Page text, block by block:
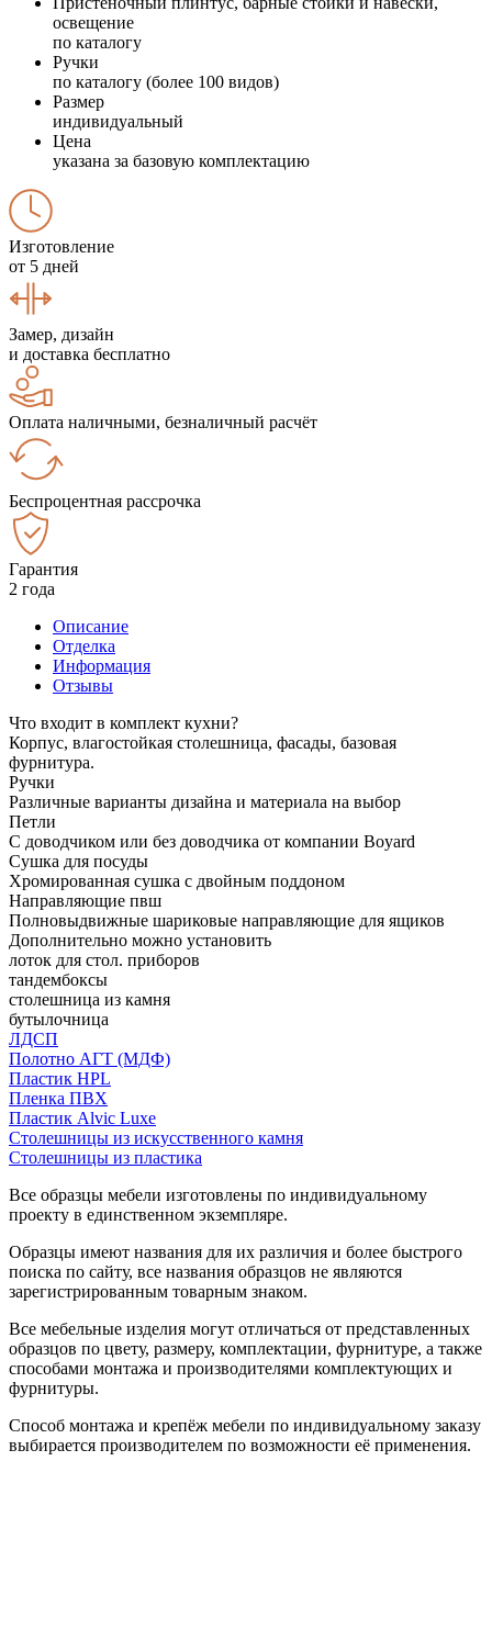
освещение
по каталогу
Ручки
по каталогу (более 100 видов)
Размер
индивидуальный
Цена
указана за базовую комплектацию
Изготовление
от 5 дней
Замер, дизайн
и доставка бесплатно
Оплата наличными, безналичный расчёт
Беспроцентная рассрочка
Гарантия
2 года
Описание
Отделка
Информация
Отзывы
Что входит в комплект кухни?
Корпус, влагостойкая столешница, фасады, базовая
фурнитура.
Ручки
Различные варианты дизайна и материала на выбор
Петли
С доводчиком или без доводчика от компании Boyard
Сушка для посуды
Хромированная сушка с двойным поддоном
Направляющие пвш
Полновыдвижные шариковые направляющие для ящиков
Дополнительно можно установить
лоток для стол. приборов
тандембоксы
столешница из камня
бутылочница
ЛДСП
Полотно АГТ (МДФ)
Пластик HPL
Пленка ПВХ
Пластик Alvic Luxe
Столешницы из искусственного камня
Столешницы из пластика
Все образцы мебели изготовлены по индивидуальному
проекту в единственном экземпляре.
Образцы имеют названия для их различия и более быстрого
поиска по сайту, все названия образцов не являются
зарегистрированным товарным знаком.
Все мебельные изделия могут отличаться от представленных
образцов по цвету, размеру, комплектации, фурнитуре, а также
способами монтажа и производителями комплектующих и
фурнитуры.
Способ монтажа и крепёж мебели по индивидуальному заказу
выбирается производителем по возможности её применения.